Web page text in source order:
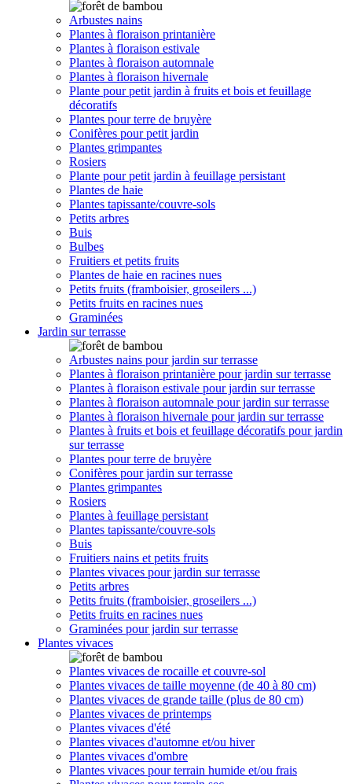
Arbustes nains
Plantes à floraison printanière
Plantes à floraison estivale
Plantes à floraison automnale
Plantes à floraison hivernale
Plante pour petit jardin à fruits et bois et feuillage
décoratifs
Plantes pour terre de bruyère
Conifères pour petit jardin
Plantes grimpantes
Rosiers
Plante pour petit jardin à feuillage persistant
Plantes de haie
Plantes tapissante/couvre-sols
Petits arbres
Buis
Bulbes
Fruitiers et petits fruits
Plantes de haie en racines nues
Petits fruits (framboisier, groseilers ...)
Petits fruits en racines nues
Graminées
Jardin sur terrasse
Arbustes nains pour jardin sur terrasse
Plantes à floraison printanière pour jardin sur terrasse
Plantes à floraison estivale pour jardin sur terrasse
Plantes à floraison automnale pour jardin sur terrasse
Plantes à floraison hivernale pour jardin sur terrasse
Plantes à fruits et bois et feuillage décoratifs pour jardin
sur terrasse
Plantes pour terre de bruyère
Conifères pour jardin sur terrasse
Plantes grimpantes
Rosiers
Plantes à feuillage persistant
Plantes tapissante/couvre-sols
Buis
Fruitiers nains et petits fruits
Plantes vivaces pour jardin sur terrasse
Petits arbres
Petits fruits (framboisier, groseilers ...)
Petits fruits en racines nues
Graminées pour jardin sur terrasse
Plantes vivaces
Plantes vivaces de rocaille et couvre-sol
Plantes vivaces de taille moyenne (de 40 à 80 cm)
Plantes vivaces de grande taille (plus de 80 cm)
Plantes vivaces de printemps
Plantes vivaces d'été
Plantes vivaces d'automne et/ou hiver
Plantes vivaces d'ombre
Plantes vivaces pour terrain humide et/ou frais